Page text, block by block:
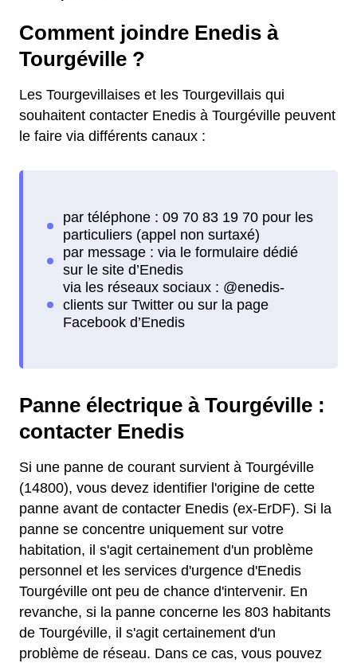
Comment joindre Enedis à
Tourgéville ?
Les Tourgevillaises et les Tourgevillais qui
souhaitent contacter Enedis à Tourgéville peuvent
le faire via différents canaux :
Panne électrique à Tourgéville :
contacter Enedis
Si une panne de courant survient à Tourgéville
(14800), vous devez identifier l'origine de cette
panne avant de contacter Enedis (ex-ErDF). Si la
panne se concentre uniquement sur votre
habitation, il s'agit certainement d'un problème
personnel et les services d'urgence d'Enedis
Tourgéville ont peu de chance d'intervenir. En
revanche, si la panne concerne les 803 habitants
de Tourgéville, il s'agit certainement d'un
problème de réseau. Dans ce cas, vous pouvez